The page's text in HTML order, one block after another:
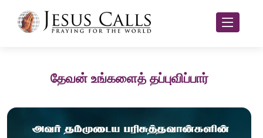
தேவன் உங்களைத் தப்புவிப்பார்